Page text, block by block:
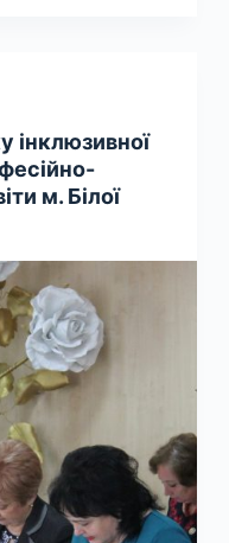
інклюзивної
м. Білої